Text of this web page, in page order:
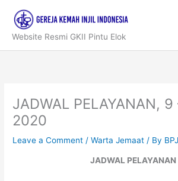
content
Website Resmi GKII Pintu Elok
JADWAL PELAYANAN,
2020
Leave a Comment /Warta Jemaat / By BPJ
JADWAL PELAYANAN